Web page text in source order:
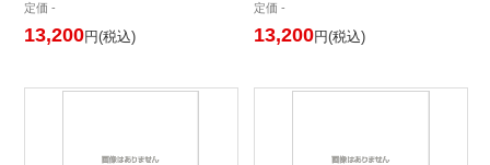
定価 -
13,200円(税込)
定価 -
13,200円(税込)